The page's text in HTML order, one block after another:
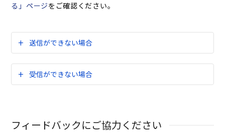
る」ページをご確認ください。
送信ができない場合
受信ができない場合
フィードバックにご協力ください